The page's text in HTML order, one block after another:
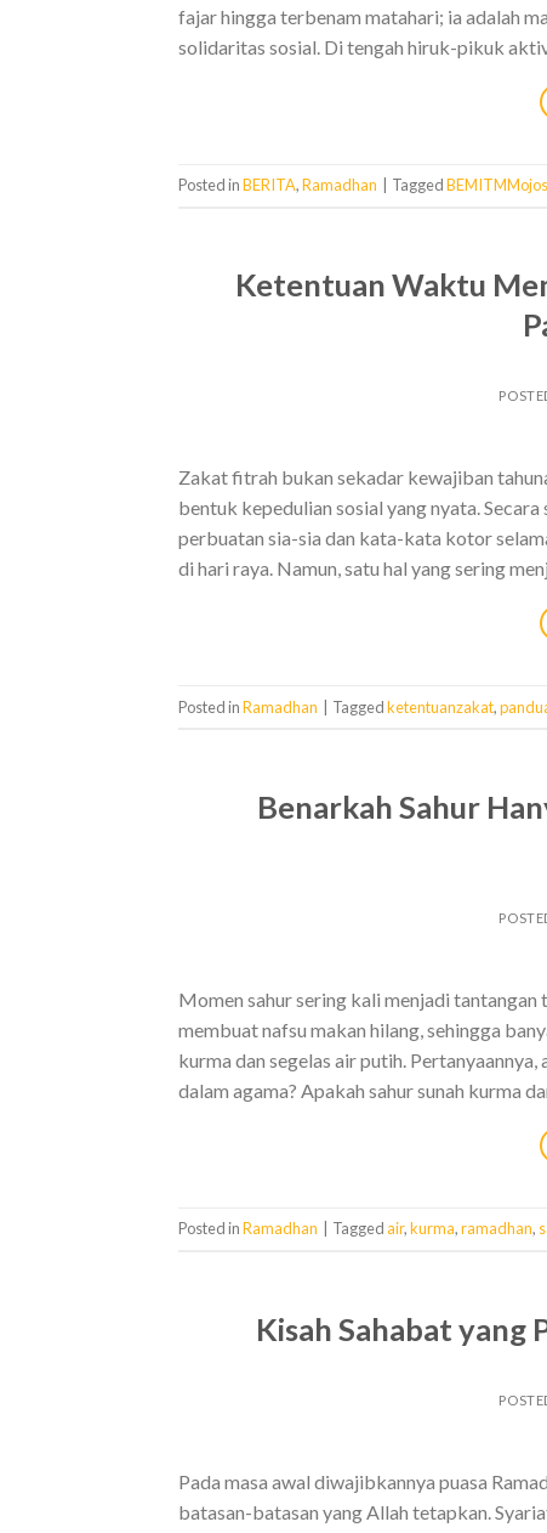
fajar hingga terbenam matahari; ia adalah
solidaritas sosial. Di tengah hiruk-pikuk
Posted inBERITA,Ramadhan Tagged
Ketentuan Waktu
Zakat fitrah bukan sekadar kewajiban
bentuk kepedulian sosial yang nyata.
perbuatan sia-sia dan kata-kata kotor
di hari raya. Namun, satu hal yang sering
Posted inRamadhan Taggedketentuanzakat,
Benarkah Sahur
Momen sahur sering kali menjadi
membuat nafsu makan hilang, sehingga
kurma dan segelas air putih.
dalam agama? Apakah sahur sunah kurma
Posted inRamadhan Taggedair,kurma,ramadhan,
Kisah Sahabat yang
Pada masa awal diwajibkannya puasa
batasan-batasan yang Allah tetapkan.